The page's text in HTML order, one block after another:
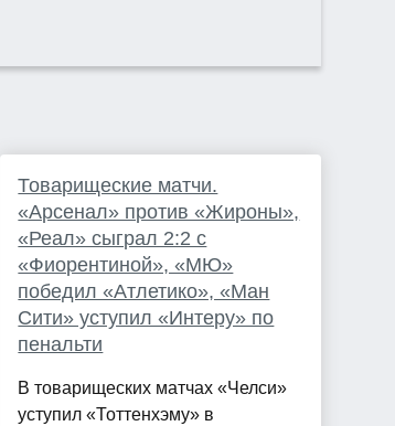
Товарищеские матчи.
«Арсенал» против «Жироны»,
«Реал» сыграл 2:2 с
«Фиорентиной», «МЮ»
победил «Атлетико», «Ман
Сити» уступил «Интеру» по
пенальти
В товарищеских матчах «Челси»
уступил «Тоттенхэму» в